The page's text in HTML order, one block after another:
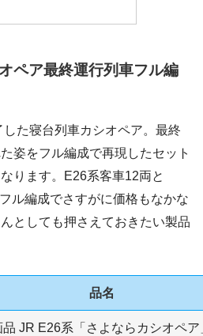
ペア最終運行列車フル編
た寝台列車カシオペア。最終
姿をフル編成で再現したセット
ります。E26系客車12両と
ル編成でさすがに価格もなかな
としても押さえておきたい製品
品名
品 JR E26系「さよならカシオペア